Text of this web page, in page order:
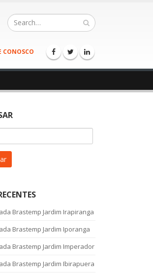
CONOSCO
Brastemp Jardim Irapiranga
Brastemp Jardim Iporanga
Brastemp Jardim Imperador
Brastemp Jardim Ibirapuera